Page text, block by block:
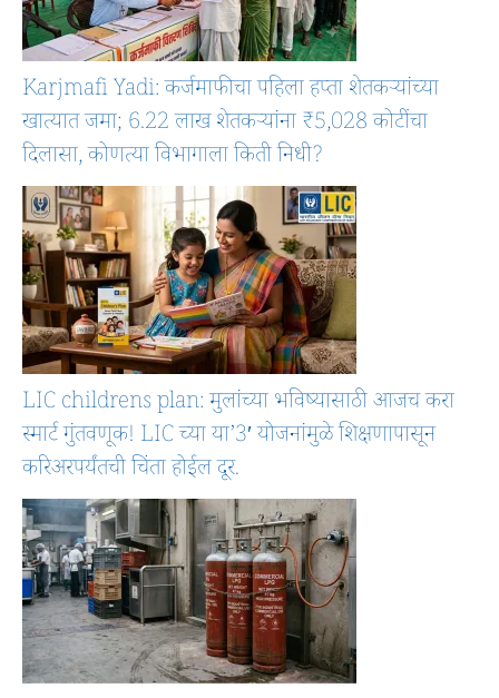
Karjmafi Yadi: कर्जमाफीचा पहिला हप्ता शेतकऱ्यांच्या
खात्यात जमा; 6.22 लाख शेतकऱ्यांना ₹5,028 कोटींचा
दिलासा, कोणत्या विभागाला किती निधी?
LIC childrens plan: मुलांच्या भविष्यासाठी आजच करा
स्मार्ट गुंतवणूक! LIC च्या या’3′ योजनांमुळे शिक्षणापासून
करिअरपर्यंतची चिंता होईल दूर.